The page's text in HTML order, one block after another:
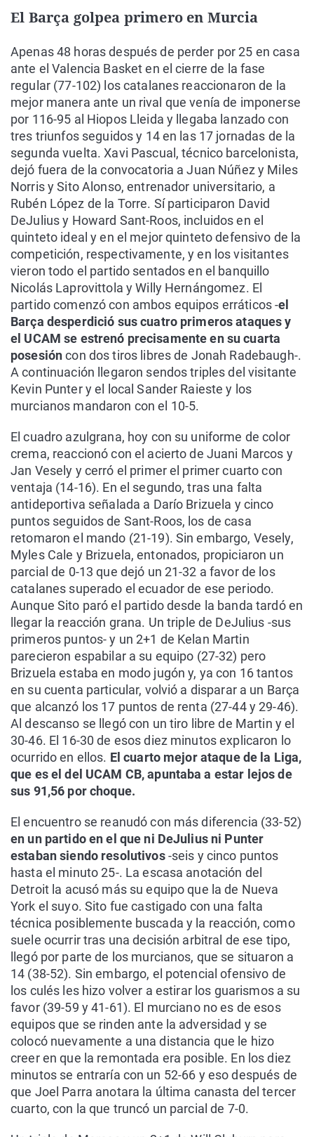
El Barça golpea primero en Murcia
Apenas 48 horas después de perder por 25 en casa
ante el Valencia Basket en el cierre de la fase
regular (77-102) los catalanes reaccionaron de la
mejor manera ante un rival que venía de imponerse
por 116-95 al Hiopos Lleida y llegaba lanzado con
tres triunfos seguidos y 14 en las 17 jornadas de la
segunda vuelta. Xavi Pascual, técnico barcelonista,
dejó fuera de la convocatoria a Juan Núñez y Miles
Norris y Sito Alonso, entrenador universitario, a
Rubén López de la Torre. Sí participaron David
DeJulius y Howard Sant-Roos, incluidos en el
quinteto ideal y en el mejor quinteto defensivo de la
competición, respectivamente, y en los visitantes
vieron todo el partido sentados en el banquillo
Nicolás Laprovittola y Willy Hernángomez. El
partido comenzó con ambos equipos erráticos -el
Barça desperdició sus cuatro primeros ataques y
el UCAM se estrenó precisamente en su cuarta
posesióncon dos tiros libres de Jonah Radebaugh-.
A continuación llegaron sendos triples del visitante
Kevin Punter y el local Sander Raieste y los
murcianos mandaron con el 10-5.
El cuadro azulgrana, hoy con su uniforme de color
crema, reaccionó con el acierto de Juani Marcos y
Jan Vesely y cerró el primer el primer cuarto con
ventaja (14-16). En el segundo, tras una falta
antideportiva señalada a Darío Brizuela y cinco
puntos seguidos de Sant-Roos, los de casa
retomaron el mando (21-19). Sin embargo, Vesely,
Myles Cale y Brizuela, entonados, propiciaron un
parcial de 0-13 que dejó un 21-32 a favor de los
catalanes superado el ecuador de ese periodo.
Aunque Sito paró el partido desde la banda tardó en
llegar la reacción grana. Un triple de DeJulius -sus
primeros puntos- y un 2+1 de Kelan Martin
parecieron espabilar a su equipo (27-32) pero
Brizuela estaba en modo jugón y, ya con 16 tantos
en su cuenta particular, volvió a disparar a un Barça
que alcanzó los 17 puntos de renta (27-44 y 29-46).
Al descanso se llegó con un tiro libre de Martin y el
30-46. El 16-30 de esos diez minutos explicaron lo
ocurrido en ellos. El cuarto mejor ataque de la Liga,
que es el del UCAM CB, apuntaba a estar lejos de
sus 91,56 por choque.
El encuentro se reanudó con más diferencia (33-52)
en un partido en el que ni DeJulius ni Punter
estaban siendo resolutivos-seis y cinco puntos
hasta el minuto 25-. La escasa anotación del
Detroit la acusó más su equipo que la de Nueva
York el suyo. Sito fue castigado con una falta
técnica posiblemente buscada y la reacción, como
suele ocurrir tras una decisión arbitral de ese tipo,
llegó por parte de los murcianos, que se situaron a
14 (38-52). Sin embargo, el potencial ofensivo de
los culés les hizo volver a estirar los guarismos a su
favor (39-59 y 41-61). El murciano no es de esos
equipos que se rinden ante la adversidad y se
colocó nuevamente a una distancia que le hizo
creer en que la remontada era posible. En los diez
minutos se entraría con un 52-66 y eso después de
que Joel Parra anotara la última canasta del tercer
cuarto, con la que truncó un parcial de 7-0.